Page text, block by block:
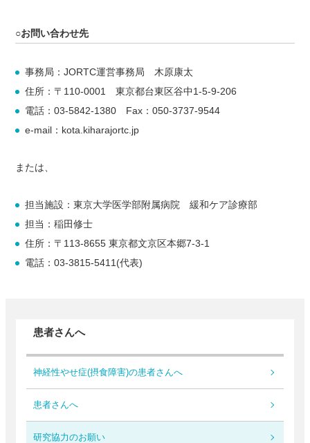
○お問い合わせ先
事務局：JORTC運営事務局 木原康太
住所：〒110-0001 東京都台東区谷中1-5-9-206
電話：03-5842-1380 Fax：050-3737-9544
e-mail：kota.kiharajortc.jp
または、
担当施設：東京大学医学部附属病院 緩和ケア診療部
担当：稲田修士
住所：〒113-8655 東京都文京区本郷7-3-1
電話：03-3815-5411(代表)
患者さんへ
神経性やせ症(摂食障害)の患者さんへ
患者さんへ
研究協力のお願い